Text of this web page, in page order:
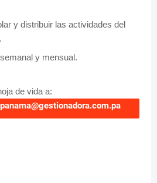
y distribuir las actividades del
y mensual.
de vida a: